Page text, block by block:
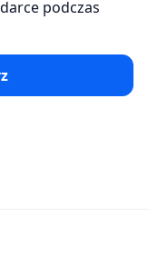
podczas